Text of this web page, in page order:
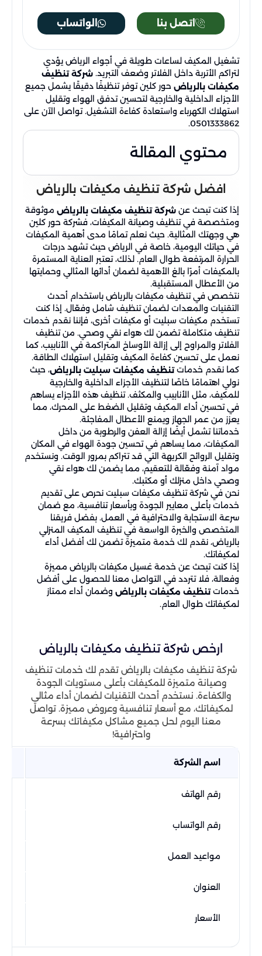
يضمن تنظيفًا عميقًا لكل نوع من المكيفات.
لا تدع الأوساخ والعفن يؤثران على أدائه،
استمتع بجو نظيف وصحي بأقل تكلفة. اتصل
الآن على 0501333862 للحصول على خدمة
تنظيف متميزة مع خصم 30%!
اتصل بنا الواتساب
تشغيل المكيف لساعات طويلة في أجواء الرياض يؤدي
لتراكم الأتربة داخل الفلاتر وضعف التبريد. شركة تنظيف
مكيفات بالرياض حور كلين توفر تنظيفًا دقيقًا يشمل جميع
الأجزاء الداخلية والخارجية لتحسين تدفق الهواء وتقليل
استهلاك الكهرباء واستعادة كفاءة التشغيل. تواصل الآن على
0501333862.
محتوي المقالة
افضل شركة تنظيف مكيفات بالرياض
إذا كنت تبحث عن شركة تنظيف مكيفات بالرياض موثوقة
ومتخصصة في تنظيف وصيانة المكيفات، فشركة حور كلين
هي وجهتك المثالية. حيث نعلم تمامًا مدى أهمية المكيفات
في حياتك اليومية، خاصة في الرياض حيث تشهد درجات
الحرارة المرتفعة طوال العام. لذلك، تعتبر العناية المستمرة
بالمكيفات أمرًا بالغ الأهمية لضمان أدائها المثالي وحمايتها
من الأعطال المستقبلية.
نتخصص في تنظيف مكيفات بالرياض باستخدام أحدث
التقنيات والمعدات لضمان تنظيف شامل وفعّال. إذا كنت
تستخدم مكيفات سبليت أو مكيفات أخرى، فإننا نقدم خدمات
تنظيف متكاملة تضمن لك هواء نقي وصحي. من تنظيف
الفلاتر والمراوح إلى إزالة الأوساخ المتراكمة في الأنابيب، كما
نعمل على تحسين كفاءة المكيف وتقليل استهلاك الطاقة.
كما نقدم خدماتتنظيف مكيفات سبليت بالرياض، حيث
نولي اهتمامًا خاصًا لتنظيف الأجزاء الداخلية والخارجية
للمكيف، مثل الأنابيب والمكثف. تنظيف هذه الأجزاء يساهم
في تحسين أداء المكيف وتقليل الضغط على المحرك، مما
يعزز من عمر الجهاز ويمنع الأعطال المفاجئة.
خدماتنا تشمل أيضًا إزالة العفن والرطوبة من داخل
المكيفات، مما يساهم في تحسين جودة الهواء في المكان
وتقليل الروائح الكريهة التي قد تتراكم بمرور الوقت. ونستخدم
مواد آمنة وفعّالة للتعقيم، مما يضمن لك هواء نقي
وصحي داخل منزلك أو مكتبك.
نحن في شركة تنظيف مكيفات سبليت نحرص على تقديم
خدمات بأعلى معايير الجودة وبأسعار تنافسية، مع ضمان
سرعة الاستجابة والاحترافية في العمل. بفضل فريقنا
المتخصص والخبرة الواسعة في تنظيف المكيف المنزلي
بالرياض، نقدم لك خدمة متميزة تضمن لك أفضل أداء
لمكيفاتك.
إذا كنت تبحث عن خدمة غسيل مكيفات بالرياض مميزة
وفعالة، فلا تتردد في التواصل معنا للحصول على أفضل
خدماتتنظيف مكيفات بالرياض وضمان أداء ممتاز
لمكيفاتك طوال العام.
ارخص شركة تنظيف مكيفات بالرياض
شركة تنظيف مكيفات بالرياض تقدم لك خدمات تنظيف
وصيانة متميزة للمكيفات بأعلى مستويات الجودة
والكفاءة. نستخدم أحدث التقنيات لضمان أداء مثالي
لمكيفاتك، مع أسعار تنافسية وعروض مميزة. تواصل
معنا اليوم لحل جميع مشاكل مكيفاتك بسرعة
واحترافية!
اسم الشركة
رقم الهاتف
رقم الواتساب
مواعيد العمل
العنوان
الأسعار